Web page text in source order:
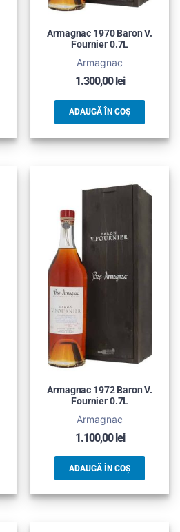
Armagnac 1970 Baron V.
Fournier 0.7L
Armagnac
1.300,00 lei
ADAUGĂ ÎN COȘ
Armagnac 1972 Baron V.
Fournier 0.7L
Armagnac
1.100,00lei
ADAUGĂ ÎN COȘ